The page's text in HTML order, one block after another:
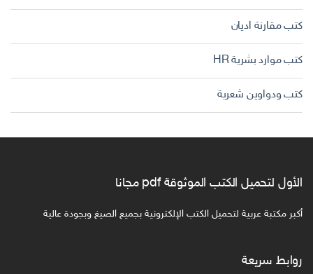
كتب مقارنة اديان
كتب موارد بشرية HR
كتب ودواوين شعرية
الأول لتحميل الكتب الموثوقة pdf مجانا
أكبر مكتبة عربية لتحميل الكتب الإلكترونية بجميع الصيغ وبجودة عالية
روابط سريعة